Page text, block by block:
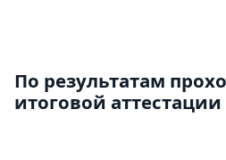
По результатам
итоговой